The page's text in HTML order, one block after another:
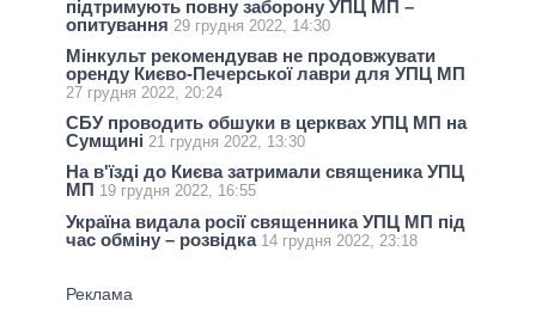
підтримують повну заборону УПЦ МП –
опитування 29 грудня 2022, 14:30
Мінкульт рекомендував не продовжувати
оренду Києво-Печерської лаври для УПЦ МП
27 грудня 2022, 20:24
СБУ проводить обшуки в церквах УПЦ МП на
Сумщині 21 грудня 2022, 13:30
На в'їзді до Києва затримали священика УПЦ
МП 19 грудня 2022, 16:55
Україна видала росії священника УПЦ МП під
час обміну – розвідка 14 грудня 2022, 23:18